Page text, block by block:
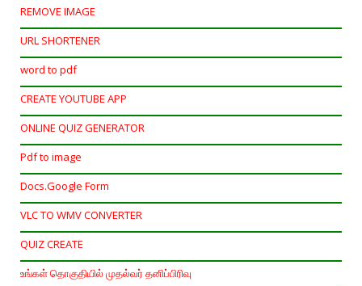
REMOVE IMAGE
URL SHORTENER
word to pdf
CREATE YOUTUBE APP
ONLINE QUIZ GENERATOR
Pdf to image
Docs.Google Form
VLC TO WMV CONVERTER
QUIZ CREATE
உங்கள் தொகுதியில் முதல்வர் தனிப்பிரிவு